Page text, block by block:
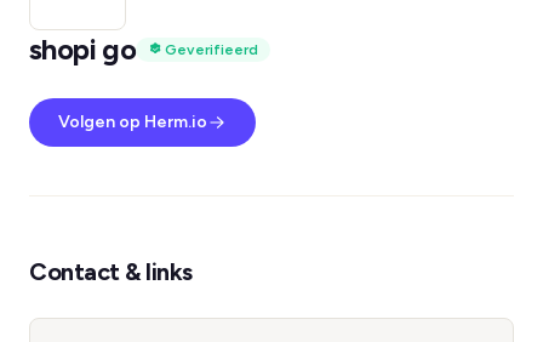
shopi go
Geverifieerd
Volgen op Herm.io
Contact & links